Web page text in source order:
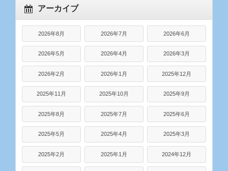
アーカイブ
2026年8月 2026年7月 2026年6月
2026年5月 2026年4月 2026年3月
2026年2月 2026年1月 2025年12月
2025年11月 2025年10月 2025年9月
2025年8月 2025年7月 2025年6月
2025年5月 2025年4月 2025年3月
2025年2月 2025年1月 2024年12月